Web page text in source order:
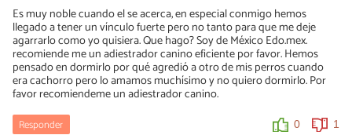
Es muy noble cuando el se acerca, en especial conmigo hemos
llegado a tener un vínculo fuerte pero no tanto para que me deje
agarrarlo como yo quisiera. Que hago? Soy de México Edo.mex.
recomiende me un adiestrador canino eficiente por favor. Hemos
pensado en dormirlo por qué agredió a otro de mis perros cuando
era cachorro pero lo amamos muchísimo y no quiero dormirlo. Por
favor recomiendeme un adiestrador canino.
Responder 0 1